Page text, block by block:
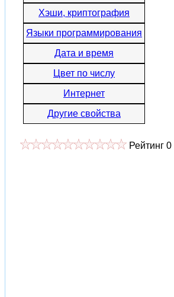
Хэши, криптография
Языки программирования
Дата и время
Цвет по числу
Интернет
Другие свойства
Рейтинг 0